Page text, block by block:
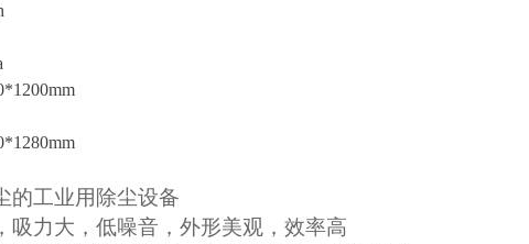
的工业用除尘设备
吸力大，低噪音，外形美观，效率高